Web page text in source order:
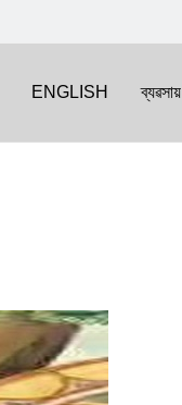
ENGLISH ব্যৱসায়